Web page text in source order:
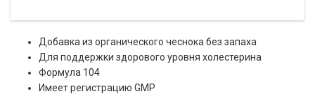
Добавка из органического чеснока без запаха
Для поддержки здорового уровня холестерина
Формула 104
Имеет регистрацию GMP